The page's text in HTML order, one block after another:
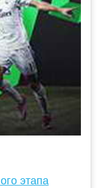
этапа